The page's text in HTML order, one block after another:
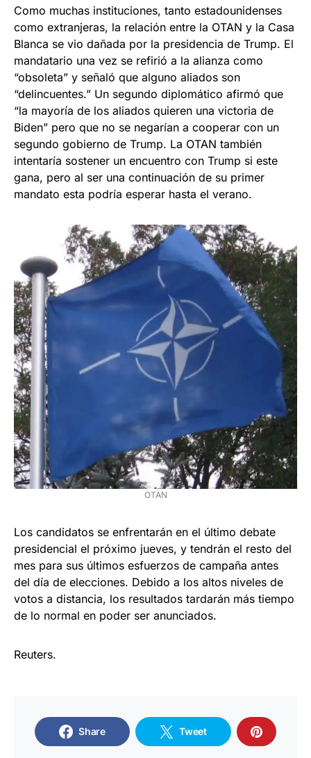
Como muchas instituciones, tanto estadounidenses
como extranjeras, la relación entre la OTAN y la Casa
Blanca se vio dañada por la presidencia de Trump. El
mandatario una vez se refirió a la alianza como
“obsoleta” y señaló que alguno aliados son
“delincuentes.” Un segundo diplomático afirmó que
“la mayoría de los aliados quieren una victoria de
Biden” pero que no se negarían a cooperar con un
segundo gobierno de Trump. La OTAN también
intentaría sostener un encuentro con Trump si este
gana, pero al ser una continuación de su primer
mandato esta podría esperar hasta el verano.
OTAN
Los candidatos se enfrentarán en el último debate
presidencial el próximo jueves, y tendrán el resto del
mes para sus últimos esfuerzos de campaña antes
del día de elecciones. Debido a los altos niveles de
votos a distancia, los resultados tardarán más tiempo
de lo normal en poder ser anunciados.
Reuters.
Share Tweet